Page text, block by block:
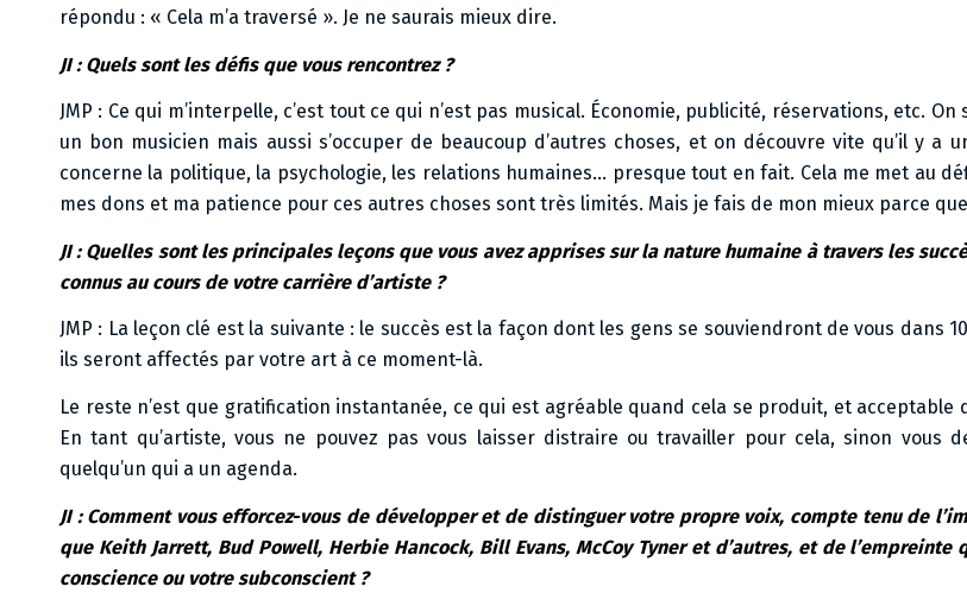
répondu : « Cela m’a traversé ». Je ne saurais mieux dire.
JI : Quels sont les défis que vous rencontrez ?
JMP : Ce qui m’interpelle, c’est tout ce qui n’est pas musical. Économie, publicité, réservations, etc.
un bon musicien mais aussi s’occuper de beaucoup d’autres choses, et on découvre vite qu’il y a
concerne la politique, la psychologie, les relations humaines… presque tout en fait. Cela me met au
mes dons et ma patience pour ces autres choses sont très limités. Mais je fais de mon mieux parce
JI : Quelles sont les principales leçons que vous avez apprises sur la nature humaine à travers les
connus au cours de votre carrière d’artiste ?
JMP : La leçon clé est la suivante : le succès est la façon dont les gens se souviendront de vous dans
ils seront affectés par votre art à ce moment-là.
Le reste n’est que gratification instantanée, ce qui est agréable quand cela se produit, et acceptable
En tant qu’artiste, vous ne pouvez pas vous laisser distraire ou travailler pour cela, sinon vous
quelqu’un qui a un agenda.
JI : Comment vous efforcez-vous de développer et de distinguer votre propre voix, compte tenu de
que Keith Jarrett, Bud Powell, Herbie Hancock, Bill Evans, McCoy Tyner et d’autres, et de l’empreinte
conscience ou votre subconscient ?